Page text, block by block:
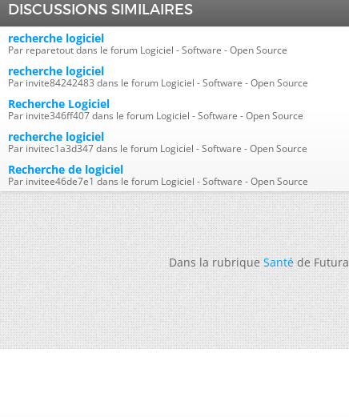
DISCUSSIONS SIMILAIRES
recherche logiciel
Par reparetout dans le forum Logiciel - Software - Open Source
recherche logiciel
Par invite84242483 dans le forum Logiciel - Software - Open Source
Recherche Logiciel
Par invite346ff407 dans le forum Logiciel - Software - Open Source
recherche logiciel
Par invitec1a3d347 dans le forum Logiciel - Software - Open Source
Recherche de logiciel
Par invitee46de7e1 dans le forum Logiciel - Software - Open Source
Dans la rubriqueSantéde